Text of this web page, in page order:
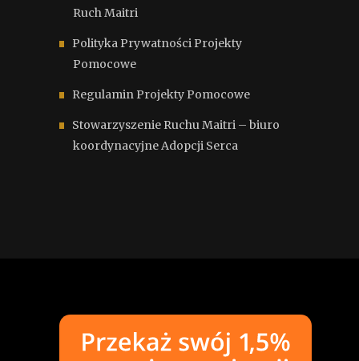
Ruch Maitri
Polityka Prywatności Projekty
Pomocowe
Regulamin Projekty Pomocowe
Stowarzyszenie Ruchu Maitri – biuro
koordynacyjne Adopcji Serca